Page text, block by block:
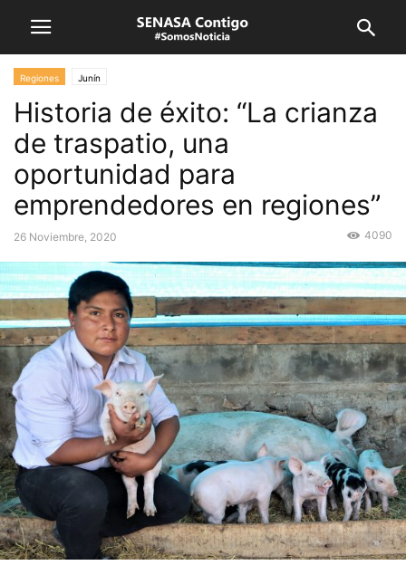
Regiones Junín
Historia de éxito: “La crianza
de traspatio, una
oportunidad para
emprendedores en regiones”
26 Noviembre, 2020 4090